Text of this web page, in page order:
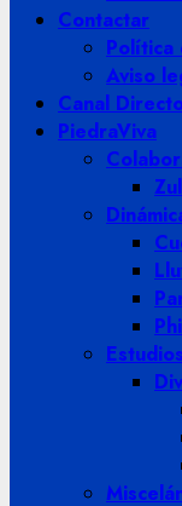
Contactar
Política
Aviso
Canal
PiedraViva